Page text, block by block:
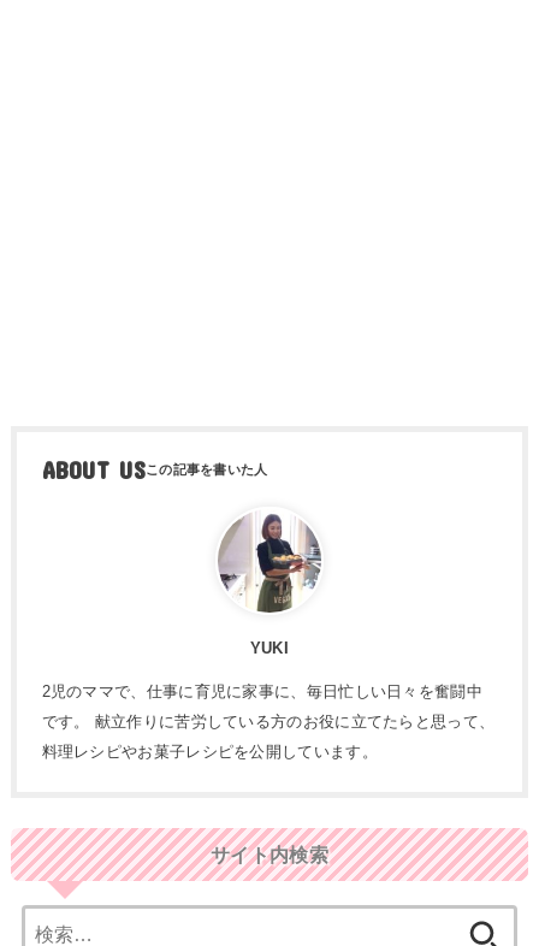
ABOUT US
YUKI
2児のママで、仕事に育児に家事に、毎日忙しい日々を奮闘中
です。 献立作りに苦労している方のお役に立てたらと思って、
料理レシピやお菓子レシピを公開しています。
サイト内検索